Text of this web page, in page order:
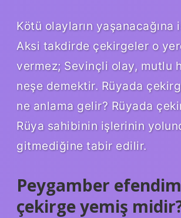
Kötü olayların yaşanacağına
Aksi takdirde çekirgeler o
vermez; Sevinçli olay, mutlu
neşe demektir. Rüyada
ne anlama gelir? Rüyada
Rüya sahibinin işlerinin
gitmediğine tabir edilir.
Peygamber
çekirge yemiş